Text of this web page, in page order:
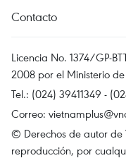
Contacto
Licencia No. 1374/GP-
2008 por el Ministerio
Tel.: (024) 39411349 -
Correo:
© Derechos de autor de
reproducción, por